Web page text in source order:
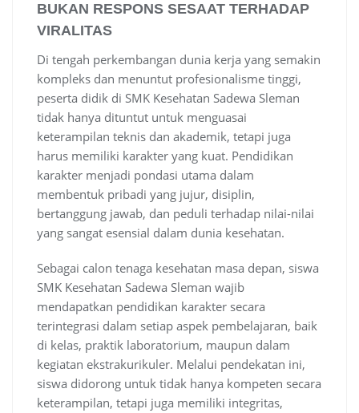
BUKAN RESPONS SESAAT TERHADAP
VIRALITAS
Di tengah perkembangan dunia kerja yang semakin
kompleks dan menuntut profesionalisme tinggi,
peserta didik di SMK Kesehatan Sadewa Sleman
tidak hanya dituntut untuk menguasai
keterampilan teknis dan akademik, tetapi juga
harus memiliki karakter yang kuat. Pendidikan
karakter menjadi pondasi utama dalam
membentuk pribadi yang jujur, disiplin,
bertanggung jawab, dan peduli terhadap nilai-nilai
yang sangat esensial dalam dunia kesehatan.
Sebagai calon tenaga kesehatan masa depan, siswa
SMK Kesehatan Sadewa Sleman wajib
mendapatkan pendidikan karakter secara
terintegrasi dalam setiap aspek pembelajaran, baik
di kelas, praktik laboratorium, maupun dalam
kegiatan ekstrakurikuler. Melalui pendekatan ini,
siswa didorong untuk tidak hanya kompeten secara
keterampilan, tetapi juga memiliki integritas,